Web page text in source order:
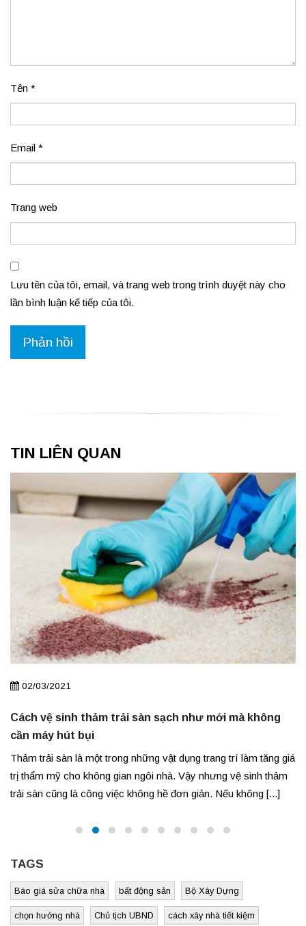
Tên *
Email *
Trang web
Lưu tên của tôi, email, và trang web trong trình duyệt này cho
lần bình luận kế tiếp của tôi.
TIN LIÊN QUAN
02/03/2021
Cách vệ sinh thảm trải sàn sạch như mới mà không
cần máy hút bụi
Thảm trải sàn là một trong những vật dụng trang trí làm tăng giá
trị thẩm mỹ cho không gian ngôi nhà. Vậy nhưng vệ sinh thảm
trải sàn cũng là công việc không hề đơn giản. Nếu không [...]
TAGS
Báo giá sửa chữa nhà bất động sản Bộ Xây Dựng
chọn hướng nhà Chủ tịch UBND cách xây nhà tiết kiệm